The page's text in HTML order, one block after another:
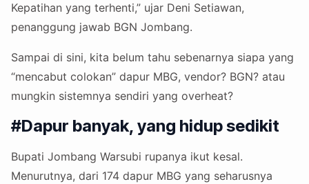
Kepatihan yang terhenti,” ujar Deni Setiawan,
penanggung jawab BGN Jombang.
Sampai di sini, kita belum tahu sebenarnya siapa yang
“mencabut colokan” dapur MBG, vendor? BGN? atau
mungkin sistemnya sendiri yang overheat?
#Dapur banyak, yang hidup sedikit
Bupati Jombang Warsubi rupanya ikut kesal.
Menurutnya, dari 174 dapur MBG yang seharusnya